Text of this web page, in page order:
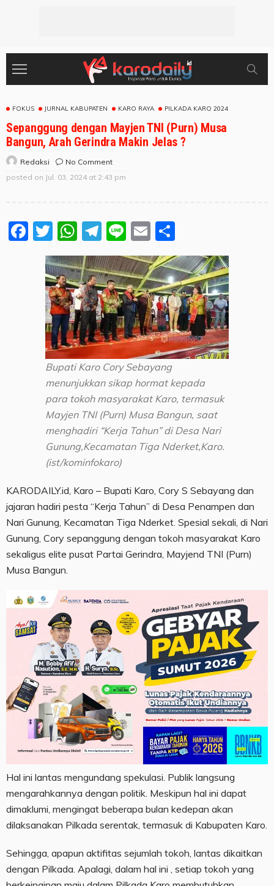
FOKUS JURNAL KABUPATEN KARO RAYA PILKADA KARO 2024
Sepanggung dengan Mayjen TNI (Purn) Musa
Bangun, Arah Gerindra Makin Jelas ?
Redaksi
No Comment
posted on Jul. 03, 2024 at 2:43 pm
Facebook
Twitter
WhatsApp
Telegram
LineEmail
Bupati Karo Cory Sebayang
menunjukkan sikap hormat kepada
para tokoh masyarakat Karo, termasuk
Mayjen TNI (Purn) Musa Bangun, saat
menghadiri “Kerja Tahun” di Desa Nari
Gunung,Kecamatan Tiga Nderket,Karo.
(ist/kominfokaro)
KARODAILY.id, Karo – Bupati Karo, Cory S Sebayang dan
jajaran hadiri pesta “Kerja Tahun” di Desa Penampen dan
Nari Gunung, Kecamatan Tiga Nderket. Spesial sekali, di Nari
Gunung, Cory sepanggung dengan tokoh masyarakat Karo
sekaligus elite pusat Partai Gerindra, Mayjend TNI (Purn)
Musa Bangun.
Hal ini lantas mengundang spekulasi. Publik langsung
mengarahkannya dengan politik. Meskipun hal ini dapat
dimaklumi, mengingat beberapa bulan kedepan akan
dilaksanakan Pilkada serentak, termasuk di Kabupaten Karo.
Sehingga, apapun aktifitas sejumlah tokoh, lantas dikaitkan
dengan Pilkada. Apalagi, dalam hal ini , setiap tokoh yang